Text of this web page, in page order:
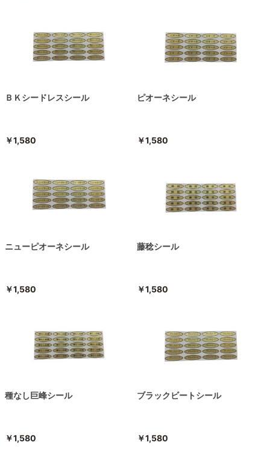
ＢＫシードレスシール
￥1,580
ピオーネシール
￥1,580
ニューピオーネシール
￥1,580
藤稔シール
￥1,580
種なし巨峰シール
￥1,580
ブラックビートシール
￥1,580